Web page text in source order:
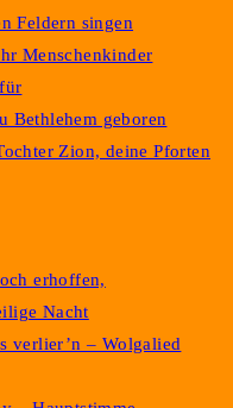
Feldern singen
Menschenkinder
Bethlehem geboren
Zion, deine Pforten
erhoffen,
Nacht
verlier’n – Wolgalied